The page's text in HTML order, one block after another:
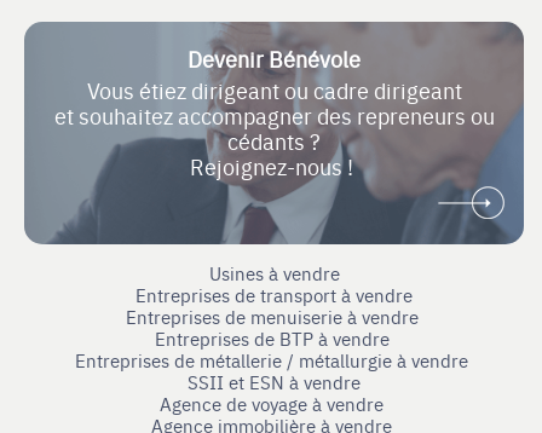
Devenir Bénévole
Vous étiez dirigeant ou cadre dirigeant
et souhaitez accompagner des repreneurs ou
cédants ?
Rejoignez-nous !
Usines à vendre
Entreprises de transport à vendre
Entreprises de menuiserie à vendre
Entreprises de BTP à vendre
Entreprises de métallerie / métallurgie à vendre
SSII et ESN à vendre
Agence de voyage à vendre
Agence immobilière à vendre